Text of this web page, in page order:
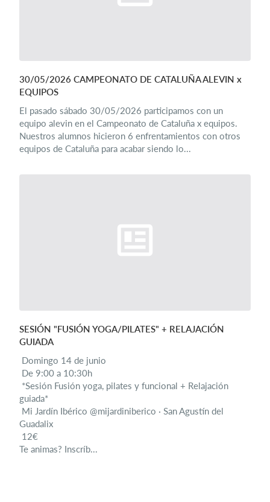
30/05/2026 CAMPEONATO DE CATALUÑA ALEVIN x
EQUIPOS
El pasado sábado 30/05/2026 participamos con un
equipo alevin en el Campeonato de Cataluña x equipos.
Nuestros alumnos hicieron 6 enfrentamientos con otros
equipos de Cataluña para acabar siendo lo...
SESIÓN "FUSIÓN YOGA/PILATES" + RELAJACIÓN
GUIADA
Domingo 14 de junio
De 9:00 a 10:30h
*Sesión Fusión yoga, pilates y funcional + Relajación
guiada*
Mi Jardín Ibérico @mijardiniberico · San Agustín del
Guadalix
12€
Te animas? Inscríb...